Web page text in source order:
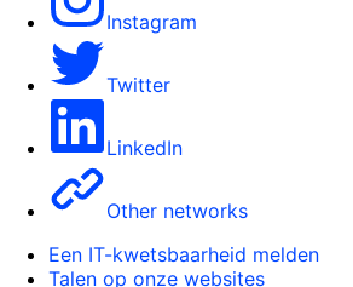
Instagram
Twitter
LinkedIn
Other networks
Een IT-kwetsbaarheid melden
Talen op onze websites